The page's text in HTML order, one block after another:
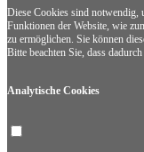
Diese Cookies sind notwendig,
Funktionen der Website, wie
zu ermöglichen. Sie können
Bitte beachten Sie, dass
Analytische Cookies